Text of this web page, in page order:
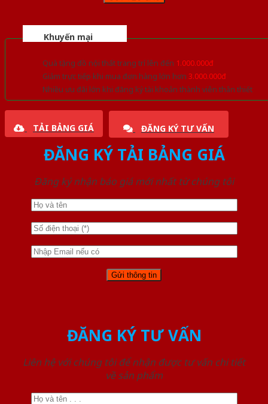
Khuyến mại
Quà tặng đồ nội thất trang trí lên đến 1.000.000đ
Giảm trực tiếp khi mua đơn hàng lớn hơn 3.000.000đ
Nhiều ưu đãi lớn khi đăng ký tài khoản thành viên thân thiết
TẢI BẢNG GIÁ ĐĂNG KÝ TƯ VẤN
ĐĂNG KÝ TẢI BẢNG GIÁ
Đăng ký nhận báo giá mới nhất từ chúng tôi
ĐĂNG KÝ TƯ VẤN
Liên hệ với chúng tôi để nhận được tư vấn chi tiết
về sản phẩm